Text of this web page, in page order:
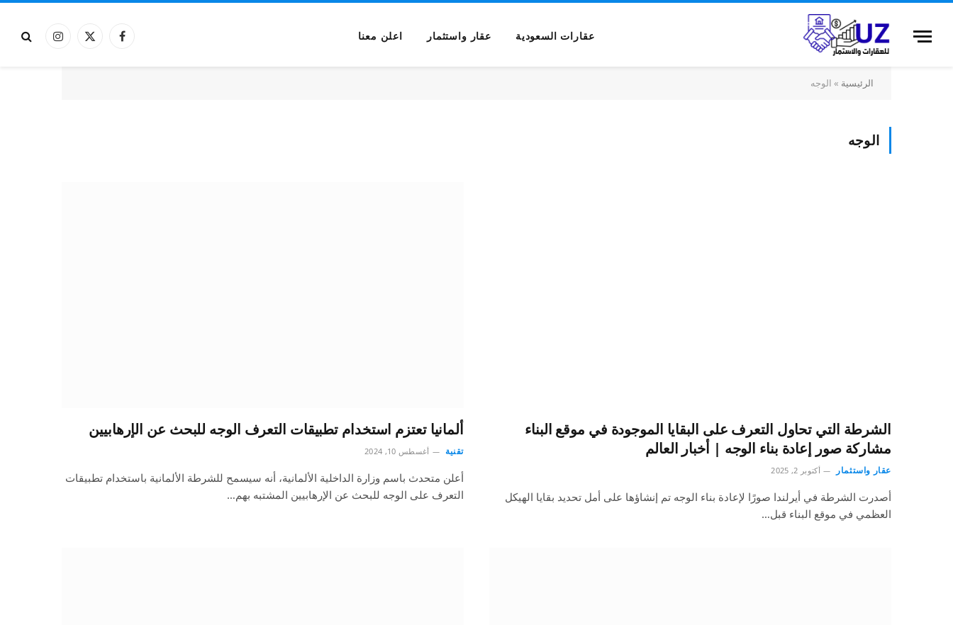
عقارات السعودية عقار واستثمار اعلن معنا فيسبوكX
الانستغرام
الرئيسية » الوجه
الوجه
الشرطة التي تحاول التعرف على البقايا الموجودة في موقع البناء
مشاركة صور إعادة بناء الوجه | أخبار العالم
عقار واستثمار أكتوبر 2, 2025
أصدرت الشرطة في أيرلندا صورًا لإعادة بناء الوجه تم إنشاؤها على أمل تحديد بقايا الهيكل
العظمي في موقع البناء قبل…
ألمانيا تعتزم استخدام تطبيقات التعرف الوجه للبحث عن الإرهابيين
تقنية أغسطس 10, 2024
أعلن متحدث باسم وزارة الداخلية الألمانية، أنه سيسمح للشرطة الألمانية باستخدام تطبيقات
التعرف على الوجه للبحث عن الإرهابيين المشتبه بهم…